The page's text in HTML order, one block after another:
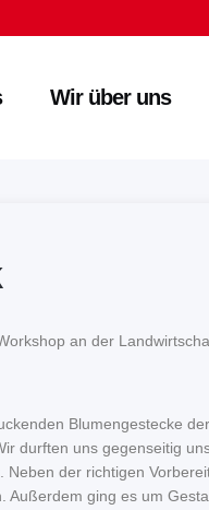
Wir über uns
an der
Blumengestecke
durften uns gegenseitig
der richtigen
ging es um